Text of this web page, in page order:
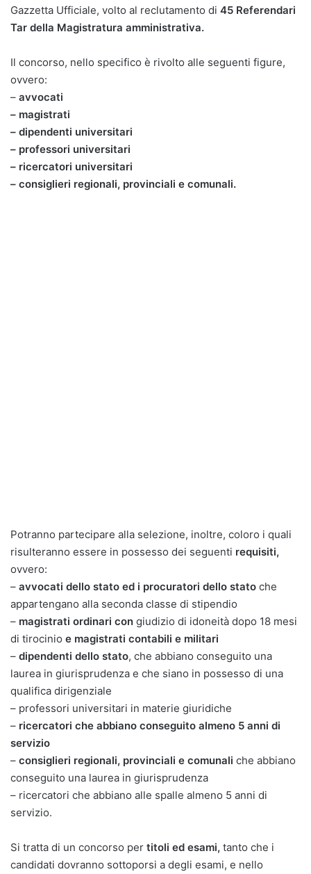
Gazzetta Ufficiale, volto al reclutamento di 45 Referendari
Tar della Magistratura amministrativa.
Il concorso, nello specifico è rivolto alle seguenti figure,
ovvero:
– avvocati
– magistrati
– dipendenti universitari
– professori universitari
– ricercatori universitari
– consiglieri regionali, provinciali e comunali.
Potranno partecipare alla selezione, inoltre, coloro i quali
risulteranno essere in possesso dei seguenti requisiti,
ovvero:
– avvocati dello stato ed i procuratori dello stato che
appartengano alla seconda classe di stipendio
– magistrati ordinari con giudizio di idoneità dopo 18 mesi
di tirocinio e magistrati contabili e militari
– dipendenti dello stato, che abbiano conseguito una
laurea in giurisprudenza e che siano in possesso di una
qualifica dirigenziale
– professori universitari in materie giuridiche
– ricercatori che abbiano conseguito almeno 5 anni di
servizio
– consiglieri regionali, provinciali e comunali che abbiano
conseguito una laurea in giurisprudenza
– ricercatori che abbiano alle spalle almeno 5 anni di
servizio.
Si tratta di un concorso per titoli ed esami, tanto che i
candidati dovranno sottoporsi a degli esami, e nello